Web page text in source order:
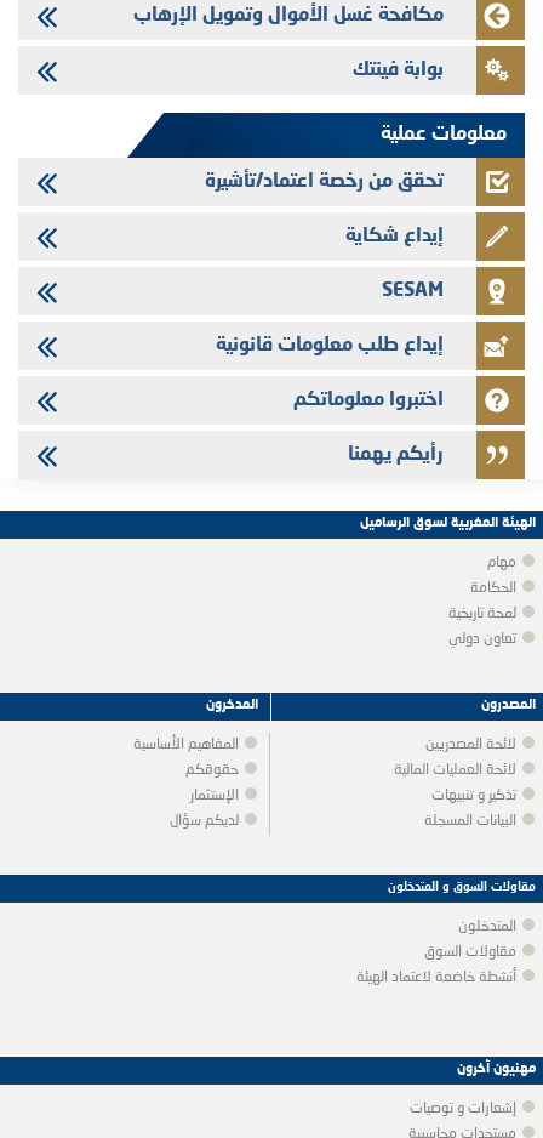
سندات شركات التمويل
24/07/2026
Jaida - التحيين السنوي لملف المعلومات المتعلق ببرنامج إصدار سندات
مكافحة غسل الأموال وتمويل الإرهاب
بوابة فينتك
معلومات عملية
تحقق من رخصة اعتماد/تأشيرة
إيداع شكاية
SESAM
إيداع طلب معلومات قانونية
اختبروا معلوماتكم
رأيكم يهمنا
الهيئة المغربية لسوق الرساميل
مهام
الحكامة
لمحة تاريخية
تعاون دولي
المدخرون
المفاهيم الأساسية
حقوقكم
الإستثمار
لديكم سؤال
المصدرون
لائحة المصدريين
لائحة العمليات المالية
تذكير و تنبيهات
البيانات المسجلة
مقاولات السوق و المتدخلون
المتدخلون
مقاولات السوق
أنشطة خاضعة لاعتماد الهيئة
مهنيون آخرون
إشعارات و توصيات
مستجدات محاسبية